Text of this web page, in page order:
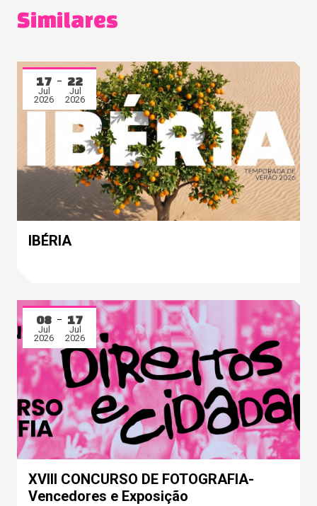
Similares
17
Jul
2026
22
Jul
2026
IBÉRIA
08
Jul
2026
17
Jul
2026
XVIII CONCURSO DE FOTOGRAFIA-
Vencedores e Exposição